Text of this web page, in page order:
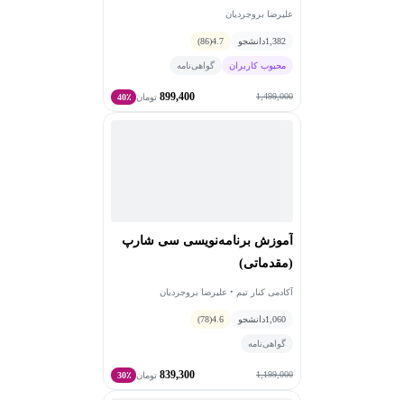
علیرضا بروجردیان
1,382دانشجو 4.7
(86)
محبوب کاربران گواهی‌نامه
1,499,000
899,400 تومان 40٪
آموزش برنامه‌نویسی سی‌ شارپ
(مقدماتی)
آکادمی کنار تیم • علیرضا بروجردیان
1,060دانشجو 4.6
(78)
گواهی‌نامه
1,199,000
839,300 تومان 30٪